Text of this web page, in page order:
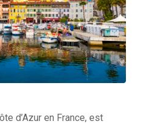
d’Azur en France, est